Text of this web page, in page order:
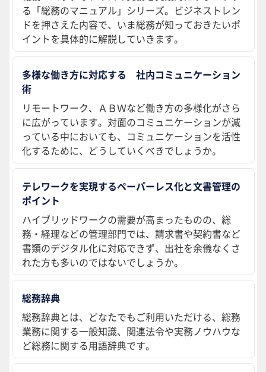
る「総務のマニュアル」シリーズ。ビジネストレン
ドを押さえた内容で、いま総務が知っておきたいポ
イントを具体的に解説していきます。
多様な働き方に対応する 社内コミュニケーション
術
リモートワーク、ＡＢＷなど働き方の多様化がさら
に広がっています。対面のコミュニケーションが減
っている中においても、コミュニケーションを活性
化するために、どうしていくべきでしょうか。
テレワークを実現するペーパーレス化と文書管理の
ポイント
ハイブリッドワークの需要が高まったものの、総
務・経理などの管理部門では、請求書や契約書など
書類のデジタル化に対応できず、出社を余儀なくさ
れた方も多いのではないでしょうか。
総務辞典
総務辞典とは、どなたでもご利用いただける、総務
業務に関する一般知識、関連法令や実務ノウハウな
ど総務に関する用語辞典です。